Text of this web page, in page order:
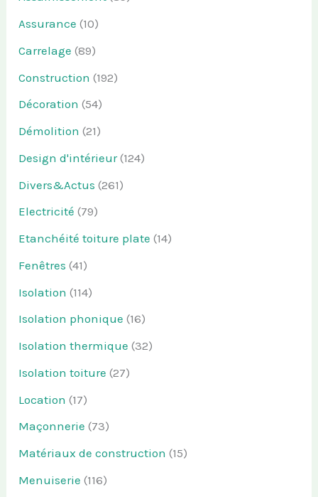
Assurance (10)
Carrelage (89)
Construction (192)
Décoration (54)
Démolition (21)
Design d'intérieur(124)
Divers&Actus (261)
Electricité (79)
Etanchéité toiture plate (14)
Fenêtres (41)
Isolation (114)
Isolation phonique (16)
Isolation thermique (32)
Isolation toiture (27)
Location (17)
Maçonnerie (73)
Matériaux de construction (15)
Menuiserie (116)